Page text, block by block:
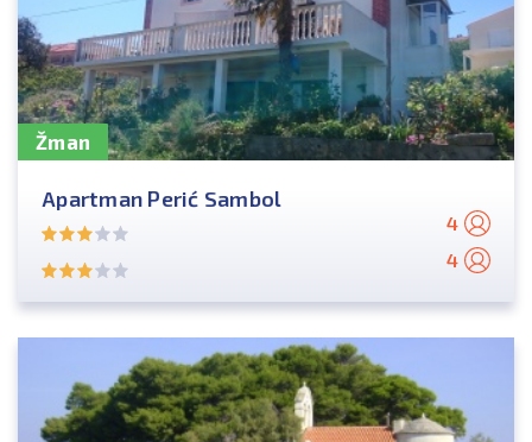
Žman
Apartman Perić Sambol
4
4